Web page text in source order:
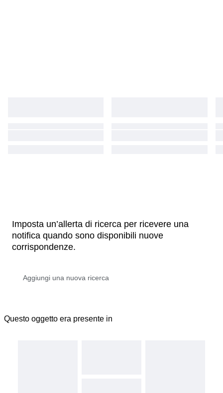
Imposta un’allerta di ricerca per ricevere una
notifica quando sono disponibili nuove
corrispondenze.
Questo oggetto era presente in